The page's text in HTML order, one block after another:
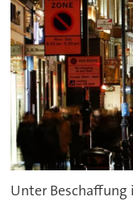
Unter